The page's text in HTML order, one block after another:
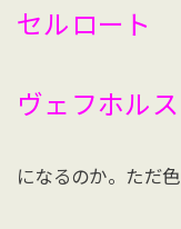
セルロート
ヴェフホルス
になるのか。ただ